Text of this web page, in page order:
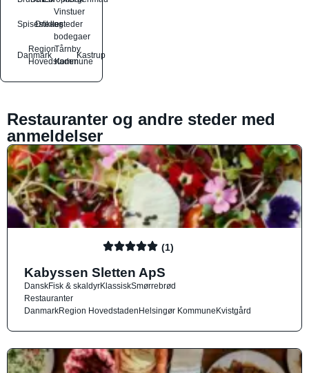
Spisesteder
Drikkesteder
Vinstuer
og
bodegaer
Danmark
Region
Hovedstaden
Tårnby
Kommune
Kastrup
Restauranter og andre steder med
anmeldelser
(1)
Kabyssen Sletten ApS
DanskFisk & skaldyrKlassiskSmørrebrød
Restauranter
DanmarkRegion HovedstadenHelsingør KommuneKvistgård